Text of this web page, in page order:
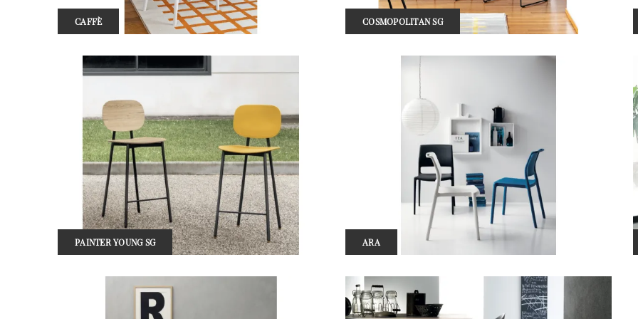
CAFFÈ COSMOPOLITAN SG
PAINTER YOUNG SG ARA